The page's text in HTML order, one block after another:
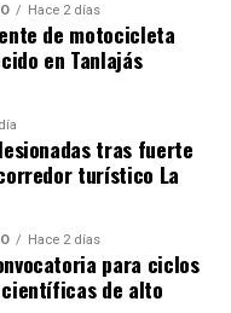
Hace 2 días
de motocicleta
en Tanlajás
tras fuerte
turístico La
Hace 2 días
para ciclos
de alto